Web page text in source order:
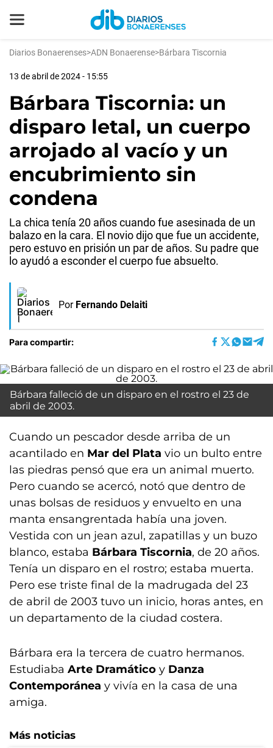
Diarios Bonaerenses>ADN Bonaerense>Bárbara Tiscornia
13 de abril de 2024 - 15:55
Bárbara Tiscornia: un
disparo letal, un cuerpo
arrojado al vacío y un
encubrimiento sin
condena
La chica tenía 20 años cuando fue asesinada de un
balazo en la cara. El novio dijo que fue un accidente,
pero estuvo en prisión un par de años. Su padre que
lo ayudó a esconder el cuerpo fue absuelto.
Por Fernando Delaiti
Para compartir:
Bárbara falleció de un disparo en el rostro el 23 de
abril de 2003.
Cuando un pescador desde arriba de un
acantilado en Mar del Plata vio un bulto entre
las piedras pensó que era un animal muerto.
Pero cuando se acercó, notó que dentro de
unas bolsas de residuos y envuelto en una
manta ensangrentada había una joven.
Vestida con un jean azul, zapatillas y un buzo
blanco, estaba Bárbara Tiscornia, de 20 años.
Tenía un disparo en el rostro; estaba muerta.
Pero ese triste final de la madrugada del 23
de abril de 2003 tuvo un inicio, horas antes, en
un departamento de la ciudad costera.
Bárbara era la tercera de cuatro hermanos.
Estudiaba Arte Dramático y Danza
Contemporánea y vivía en la casa de una
amiga.
Más noticias